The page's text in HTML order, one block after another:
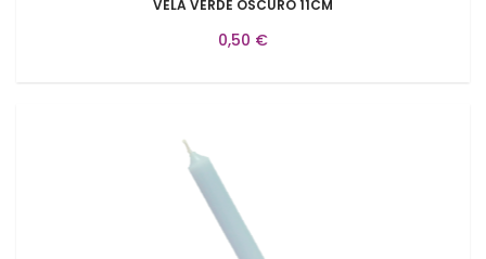
VELA VERDE OSCURO 11CM
0,50 €